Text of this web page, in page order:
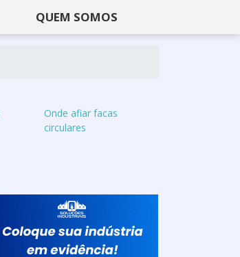
QUEM SOMOS
Onde afiar facas
circulares